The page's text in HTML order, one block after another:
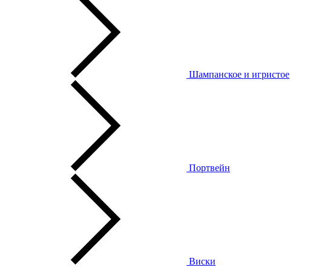
Шампанское и игристое
Портвейн
Виски